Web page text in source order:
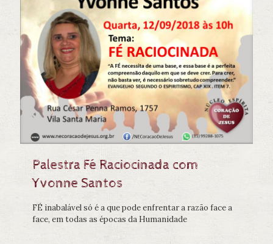
Palestra Fé Raciocinada com
Yvonne Santos
FÉ inabalável só é a que pode enfrentar a razão face a
face, em todas as épocas da Humanidade